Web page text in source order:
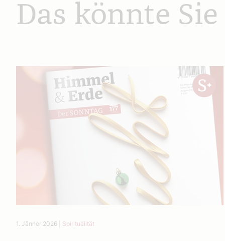
Das könnte
1. Jänner 2026 Spiritualität